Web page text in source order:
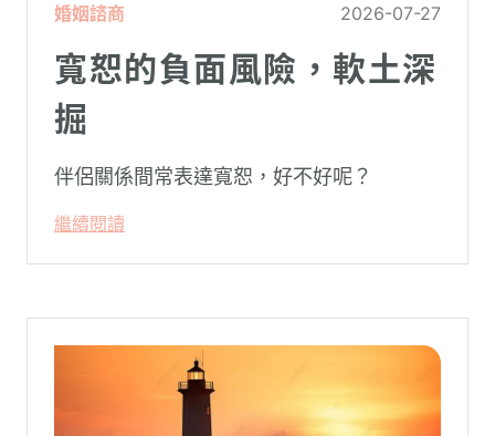
婚姻諮商 2026-07-27
寬恕的負面風險，軟土深
掘
伴侶關係間常表達寬恕，好不好呢？
繼續閱讀